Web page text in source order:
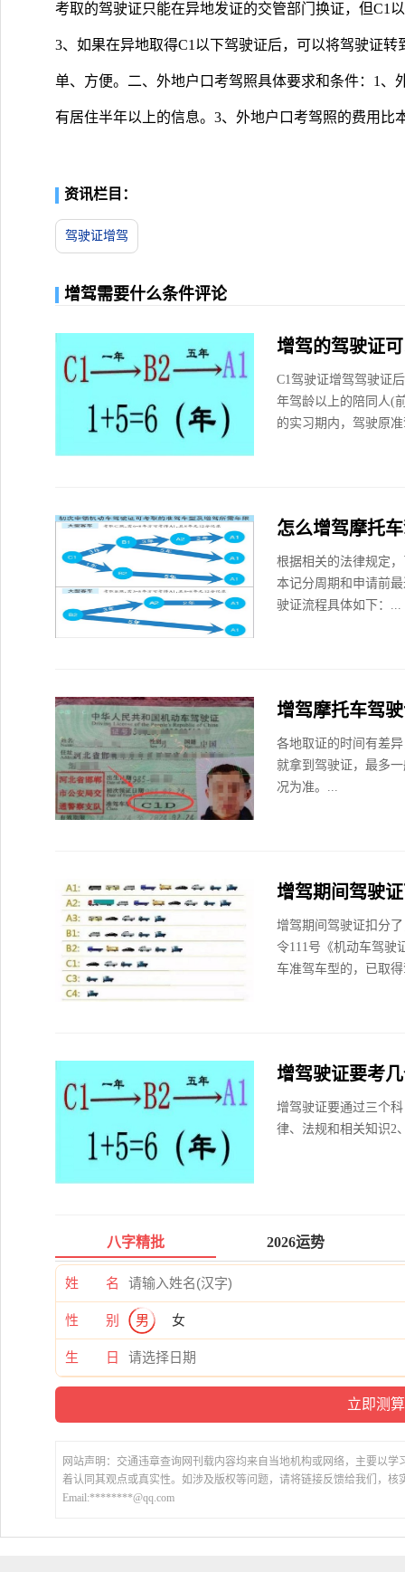
考取的驾驶证只能在异地发证的交管部门换证，但C1
3、如果在异地取得C1以下驾驶证后，可以将驾驶证
单、方便。二、外地户口考驾照具体要求和条件：1、
有居住半年以上的信息。3、外地户口考驾照的费用比
资讯栏目：
驾驶证增驾
增驾需要什么条件评论
增驾的驾驶证
C1驾驶证增驾驾驶证
年驾龄以上的陪同人(
的实习期内，驾驶原
怎么增驾摩托
根据相关的法律规定
本记分周期和申请前
驶证流程具体如下：...
增驾摩托车驾
各地取证的时间有差
就拿到驾驶证，最多
况为准。...
增驾期间驾驶
增驾期间驾驶证扣分
令111号《机动车驾驶
车准驾车型的，已取
增驾驶证要考
增驾驶证要通过三个
律、法规和相关知识2
八字精批 2026运势
姓 名
性 别 男 女
生 日
网站声明：交通违章查询网刊载内容均来自当地机构或网络，主要以
着认同其观点或真实性。如涉及版权等问题，请将链接反馈给我们，核
Email:********@qq.com